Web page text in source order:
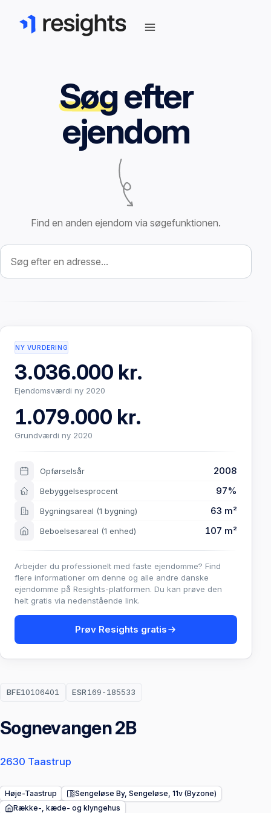
Søgefter
ejendom
Find en anden ejendom via søgefunktionen.
Søg efter ejendom
BFE10106401 ESR169-185533
Sognevangen 2B
2630 Taastrup
Høje-Taastrup
Sengeløse By, Sengeløse, 11v (Byzone)
Række-, kæde- og klyngehus
NY VURDERING
3.036.000 kr.
Ejendomsværdi ny 2020
1.079.000 kr.
Grundværdi ny 2020
Opførselsår 2008
Bebyggelsesprocent 97%
Bygningsareal (1 bygning) 63 m²
Beboelsesareal (1 enhed) 107 m²
Arbejder du professionelt med faste ejendomme? Find
flere informationer om denne og alle andre danske
ejendomme på Resights-platformen. Du kan prøve den
helt gratis via nedenstående link.
Prøv Resights gratis